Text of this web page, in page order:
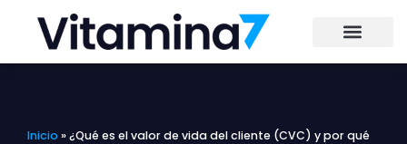
contenido
Inicio »¿Qué es el valor de vida del cliente (CVC) y por qué